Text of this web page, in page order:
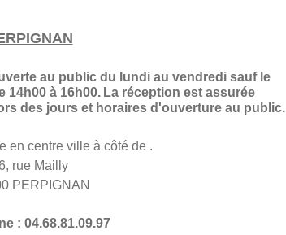
au public du lundi au vendredi sauf le
14h00 à 16h00. La réception est assurée
des jours et horaires d'ouverture au public.
en centre ville à côté de .
rue Mailly
PERPIGNAN
: 04.68.81.09.97